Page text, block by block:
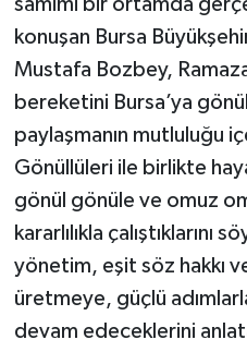
samimi bir ortamda
konuşan Bursa
Mustafa Bozbey,
bereketini Bursa’ya
paylaşmanın mutluluğu
Gönüllüleri ile birlikte
gönül gönüle ve omuz
kararlılıkla çalıştıklarını
yönetim, eşit söz hakkı
üretmeye, güçlü
devam edeceklerini